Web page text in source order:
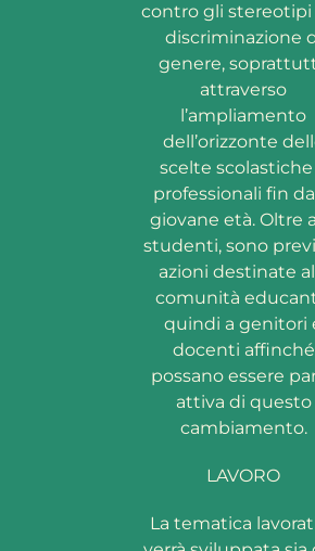
contro gli stereotipi
discriminazione
genere,
attraverso
l’ampliamento
dell’orizzonte
scelte scolastiche
professionali fin
giovane età. Oltre
studenti, sono
azioni destinate
comunità
quindi a genitori
docenti affinché
possano essere
attiva di questo
cambiamento.
LAVORO
La tematica